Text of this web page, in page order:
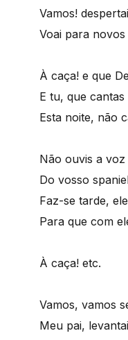
Vamos!
Voai para novos
À caça! e que
E tu, que
Esta noite, não
Não ouvis a voz
Do vosso
Faz-se tarde,
Para que com
À caça! etc.
Vamos, vamos
Meu pai,